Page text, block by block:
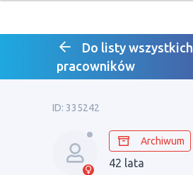
Do listy wszystkich
pracowników
ID: 335242
Archiwum
42 lata